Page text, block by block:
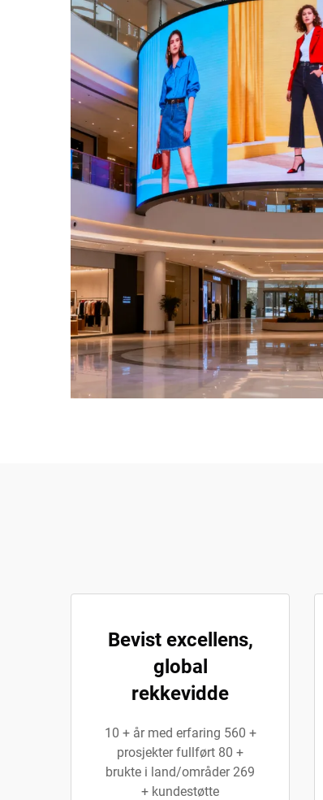
Bevist excellens,
global
rekkevidde
10 + år med erfaring 560 +
prosjekter fullført 80 +
brukte i land/områder 269
+ kundestøtte